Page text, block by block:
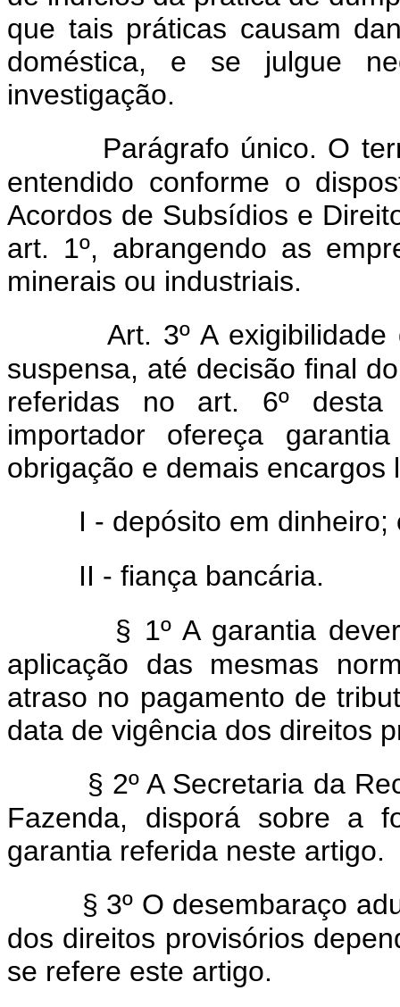
que tais práticas causam
doméstica, e se julgue
investigação.
Parágrafo único. O
entendido conforme o
Acordos de Subsídios e
art. 1º, abrangendo as
minerais ou industriais.
Art. 3º A
suspensa, até decisão final
referidas no art. 6º
importador ofereça
obrigação e demais encargos
I - depósito em dinheiro;
II - fiança bancária.
§ 1º A garantia
aplicação das mesmas
atraso no pagamento de
data de vigência dos direitos
§ 2º A Secretaria da
Fazenda, disporá sobre a
garantia referida neste artigo.
§ 3º O desembaraço
dos direitos provisórios
se refere este artigo.